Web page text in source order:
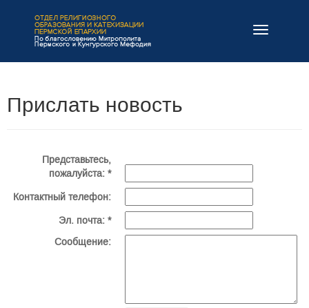
Навигация
Прислать новость
Представьтесь,
пожалуйста: *
Контактный телефон:
Эл. почта: *
Сообщение: